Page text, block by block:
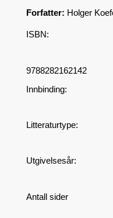
Forfatter: Holger
ISBN:
9788282162142
Innbinding:
Litteraturtype:
Utgivelsesår:
Antall sider